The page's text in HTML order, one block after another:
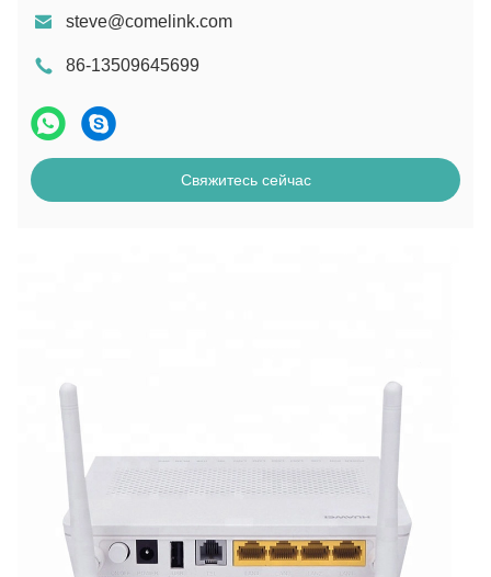
steve@comelink.com
86-13509645699
Свяжитесь сейчас